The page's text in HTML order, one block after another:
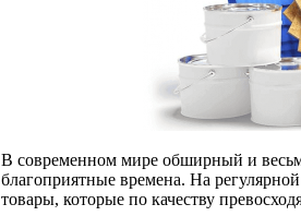
В современном мире обширный и
благоприятные времена. На
товары, которые по качеству